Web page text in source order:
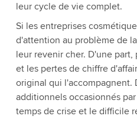
leur cycle de vie complet.
Si les entreprises
d'attention au problème de
leur revenir cher. D'une
et les pertes de chiffre
original qui l'accompagnent.
additionnels occasionnés
temps de crise et le difficile